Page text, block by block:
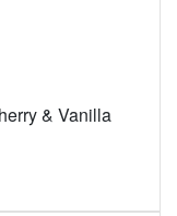
& Vanilla